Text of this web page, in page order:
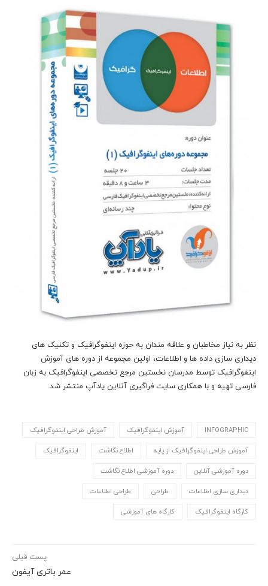
نظر به نیاز مخاطبان و علاقه مندان به حوزه اینفوگرافیک و تکنیک های
دیداری سازی داده ها و اطلاعات، اولین مجموعه از دوره های آموزش
اینفوگرافیک توسط مدرسان نخستین مرجع تخصصی اینفوگرافیک به زبان
فارسی تهیه و با همکاری سایت فراگیری آنلاین یادآپ منتشر شد.
INFOGRAPHIC آموزش اینفوگرافیک آموزش طراحی اینفوگرافیک
آموزش طراحی اینفوگرافیک از پایه اطلاع نگاشت اینفوگرافیک
دوره آموزشی آنلاین دوره آموزشی اطلاع نگاشت
دیداری سازی اطلاعات طراحی طراحی اطلاعات
کارگاه اینفوگرافیک کارگاه های آموزشی
پست قبلی
عمر باتری آیفون